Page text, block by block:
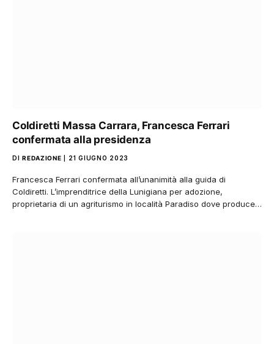
Coldiretti Massa Carrara, Francesca Ferrari
confermata alla presidenza
DI REDAZIONE 21 GIUGNO 2023
Francesca Ferrari confermata all’unanimità alla guida di
Coldiretti. L’imprenditrice della Lunigiana per adozione,
proprietaria di un agriturismo in località Paradiso dove produce…